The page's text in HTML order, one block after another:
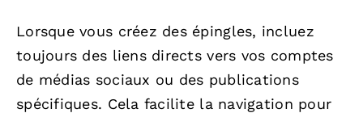
Lorsque vous créez des épingles, incluez
toujours des liens directs vers vos comptes
de médias sociaux ou des publications
spécifiques. Cela facilite la navigation pour